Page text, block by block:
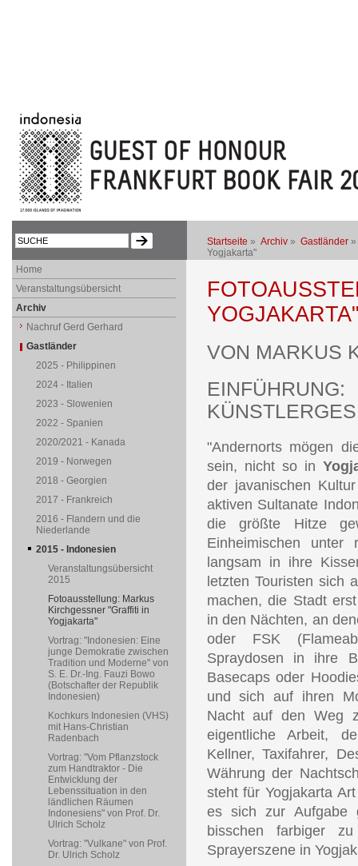
Startseite » Archiv» Gastländer
Yogjakarta"
VON MARKUS
EINFÜHRUNG:
"Andernorts mögen
sein, nicht so in
der javanischen
aktiven Sultanate
die größte Hitze
Einheimischen unter
langsam in ihre
letzten Touristen sich
machen, die Stadt
in den Nächten, an
oder FSK
Spraydosen in ihre
Basecaps oder
und sich auf ihren
Nacht auf den Weg
eigentliche Arbeit,
Kellner, Taxifahrer,
Währung der
steht für Yogjakarta
es sich zur Aufgabe
bisschen farbiger
Sprayerszene in
Home
Veranstaltungsübersicht
Archiv
Nachruf Gerd Gerhard
Gastländer
2025 - Philippinen
2024 - Italien
2023 - Slowenien
2022 - Spanien
2020/2021 - Kanada
2019 - Norwegen
2018 - Georgien
2017 - Frankreich
2016 - Flandern und die
Niederlande
2015 - Indonesien
Veranstaltungsübersicht
2015
Fotoausstellung: Markus
Kirchgessner "Graffiti in
Yogjakarta"
Vortrag: "Indonesien: Eine
junge Demokratie zwischen
Tradition und Moderne" von
S. E. Dr.-Ing. Fauzi Bowo
(Botschafter der Republik
Indonesien)
Kochkurs Indonesien (VHS)
mit Hans-Christian
Radenbach
Vortrag: "Vom Pflanzstock
zum Handtraktor - Die
Entwicklung der
Lebenssituation in den
ländlichen Räumen
Indonesiens" von Prof. Dr.
Ulrich Scholz
Vortrag: "Vulkane" von Prof.
Dr. Ulrich Scholz